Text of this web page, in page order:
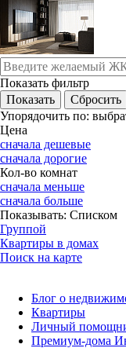
Показать фильтр
Упорядочить по:
Цена
сначала дешевые
сначала дорогие
Кол-во комнат
сначала меньше
сначала больше
Показывать: Списком
Группой
Квартиры в домах
Поиск на карте
Блог о
Квартиры
Личный
Премиум-дома